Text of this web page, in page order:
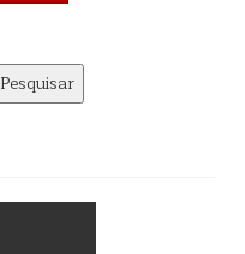
Pesquisar